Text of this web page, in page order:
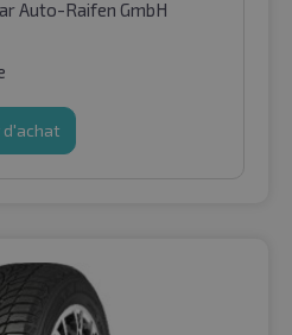
Auto-Raifen GmbH
d'achat